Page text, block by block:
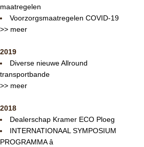
maatregelen
Voorzorgsmaatregelen COVID-19
>> meer
2019
Diverse nieuwe Allround
transportbande
>> meer
2018
Dealerschap Kramer ECO Ploeg
INTERNATIONAAL SYMPOSIUM
PROGRAMMA â